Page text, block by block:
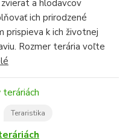
a hlodavcov
ich prirodzené
prispieva k ich životnej
Rozmer terária voľte
Teraristika